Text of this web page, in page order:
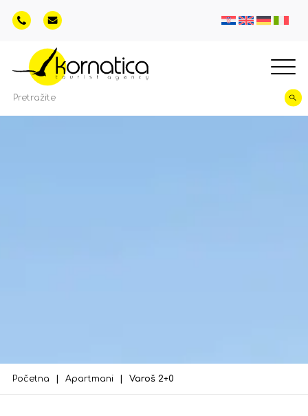
Početna Apartmani Varoš 2+0